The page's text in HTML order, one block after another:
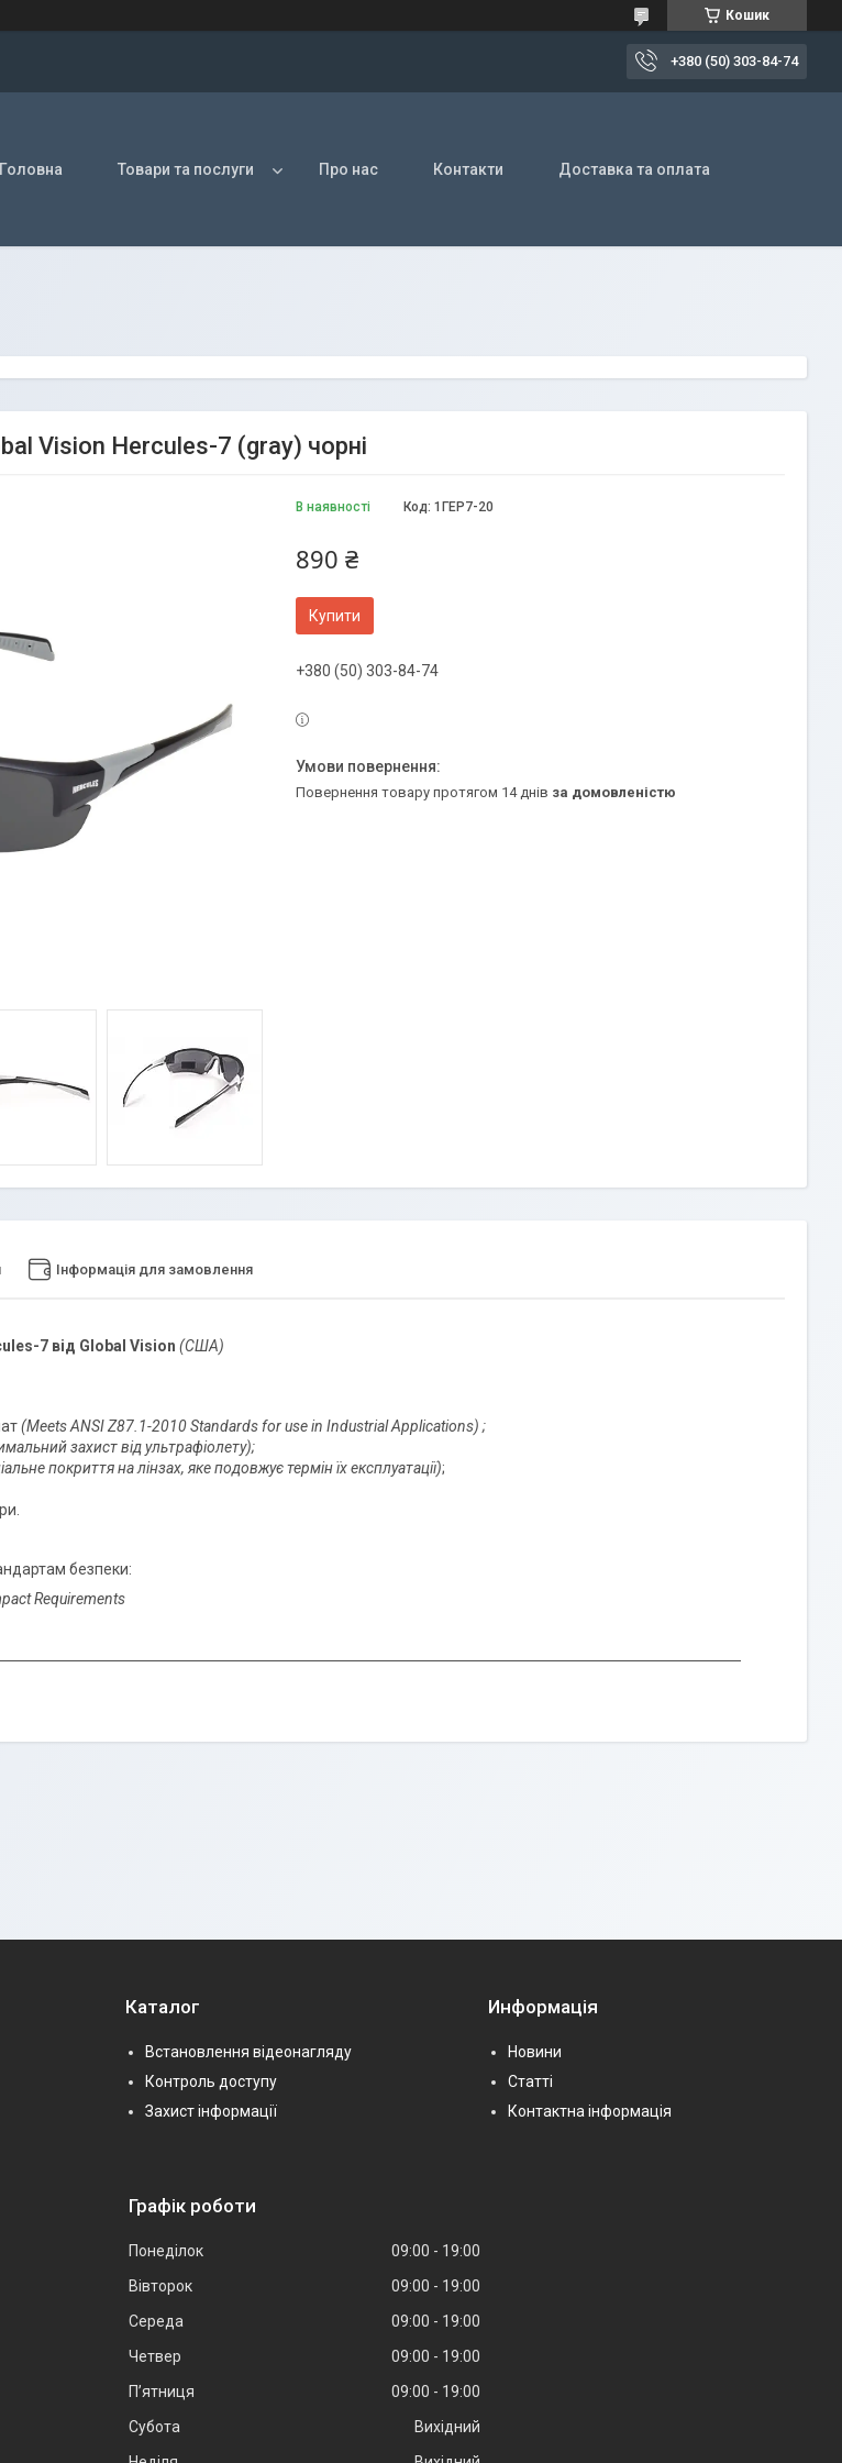
Кошик
+380 (50) 303-84-74
Головна Товари та послуги Про нас Контакти Доставка та оплата
Vision Hercules-7 (gray) чорні
В наявності Код: 1ГЕР7-20
890 ₴
Купити
+380 (50) 303-84-74
повернення товару протягом 14 днів за домовленістю
Інформація для замовлення
7 від Global Vision (США)
(Meets ANSI Z87.1-2010 Standards for use in Industrial Applications) ;
захист від ультрафіолету);
покриття на лінзах, яке подовжує термін їх експлуатації);
безпеки:
Requirements
Каталог
Встановлення відеонагляду
Контроль доступу
Захист інформації
Информація
Новини
Статті
Контактна інформація
Графік роботи
Понеділок 09:00
19:00
Вівторок
09:00
19:00
Середа
09:00
19:00
Четвер
09:00
19:00
Пʼятниця
09:00
19:00
Субота
Вихідний